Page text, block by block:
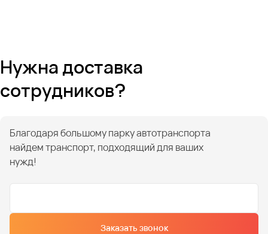
Нужна доставка
сотрудников?
Благодаря большому парку автотранспорта
найдем транспорт, подходящий для ваших
нужд!
Заказать звонок